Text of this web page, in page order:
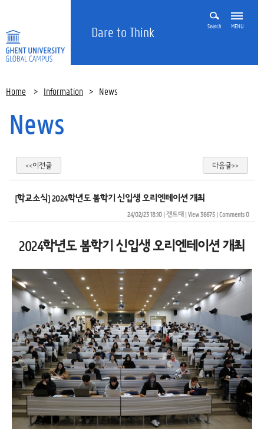
Dare to Think Search MENU
Home > Information > News
News
<<이전글 다음글>>
[학교소식] 2024학년도 봄학기 신입생 오리엔테이션 개최
24/02/23 18:10| 겐트대| View 36675| Comments 0
2024학년도 봄학기 신입생 오리엔테이션 개최